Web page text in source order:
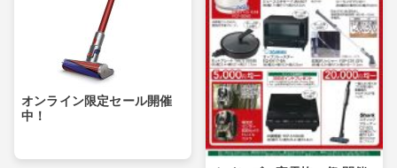
オンライン限定セール開催
中！